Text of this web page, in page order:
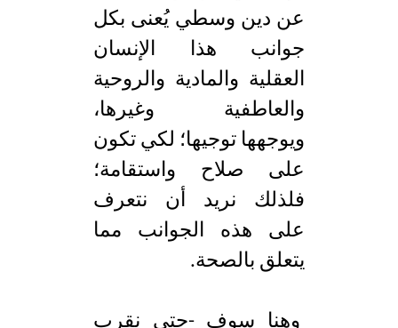
عن دين وسطي يُعنى بكل
جوانب هذا الإنسان
العقلية والمادية والروحية
والعاطفية وغيرها،
ويوجهها توجيها؛ لكي تكون
على صلاح واستقامة؛
فلذلك نريد أن نتعرف
على هذه الجوانب مما
يتعلق بالصحة.
وهنا سوف -حتى نقرب